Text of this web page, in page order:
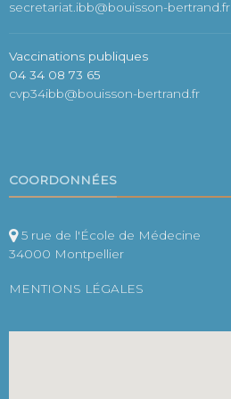
secretariat.ibb@bouisson-bertrand.fr
Vaccinations publiques
04 34 08 73 65
cvp34ibb@bouisson-bertrand.fr
COORDONNÉES
5 rue de l'École de Médecine
34000 Montpellier
MENTIONS LÉGALES